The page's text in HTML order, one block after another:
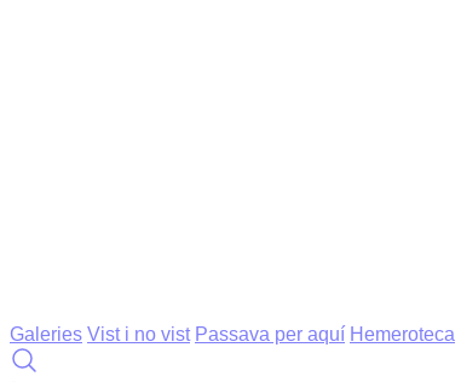
Galeries Vist i no vist Passava per aquí Hemeroteca